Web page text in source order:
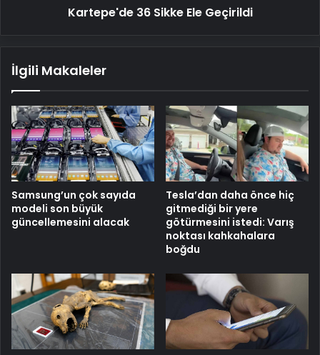
Kartepe'de 36 Sikke Ele Geçirildi
İlgili Makaleler
Samsung’un çok sayıda
modeli son büyük
güncellemesini alacak
Tesla’dan daha önce hiç
gitmediği bir yere
götürmesini istedi: Varış
noktası kahkahalara
boğdu